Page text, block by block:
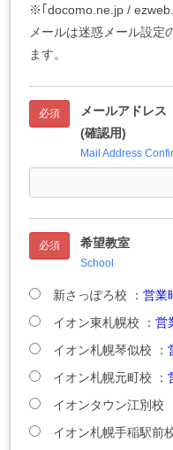
※｢docomo.ne.jp /
メールは迷惑メール設定
ます。
必須
メールアドレス
(確認用)
Mail Address
必須 希望教室
School
新さっぽろ校 ：営
イオン東札幌校 ：営
イオン札幌琴似校 ：
イオン札幌元町校 ：
イオンタウン江別校
イオン札幌手稲駅前